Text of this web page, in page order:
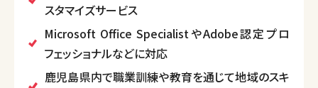
スタマイズサービス
Microsoft Office SpecialistやAdobe認定プロ
フェッショナルなどに対応
鹿児島県内で職業訓練や教育を通じて地域のスキ